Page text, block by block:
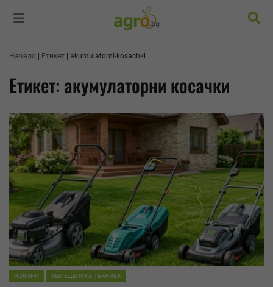
Начало Етикет akumulatorni-kosachki
Етикет: акумулаторни косачки
НОВИНИ ЗЕМЕДЕЛСКА ТЕХНИКА